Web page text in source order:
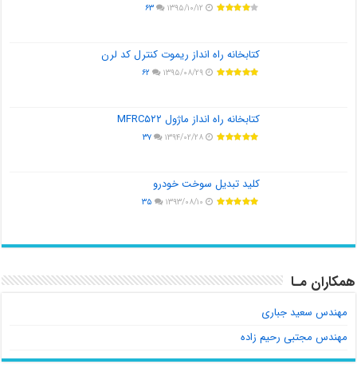
۱۳۹۵/۱۰/۱۲ ۶۳
کتابخانه راه انداز ریموت کنترل کد لرن
۱۳۹۵/۰۸/۲۹ ۶۲
کتابخانه راه انداز ماژول MFRC۵۲۲
۱۳۹۴/۰۲/۲۸ ۳۷
کلید تبدیل سوخت خودرو
۱۳۹۳/۰۸/۱۰ ۳۵
همکاران مـا
مهندس سعید جباری
مهندس مجتبی رحیم زاده